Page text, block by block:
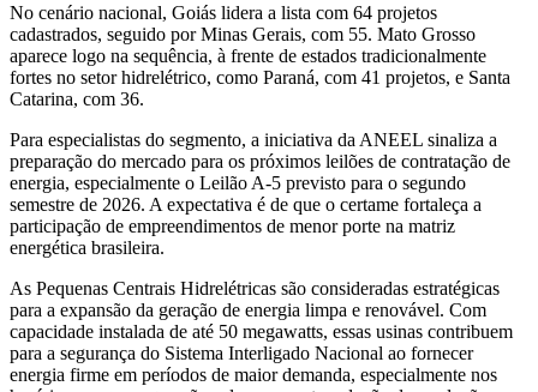
No cenário nacional, Goiás lidera a lista com 64 projetos
cadastrados, seguido por Minas Gerais, com 55. Mato Grosso
aparece logo na sequência, à frente de estados tradicionalmente
fortes no setor hidrelétrico, como Paraná, com 41 projetos, e Santa
Catarina, com 36.
Para especialistas do segmento, a iniciativa da ANEEL sinaliza a
preparação do mercado para os próximos leilões de contratação de
energia, especialmente o Leilão A-5 previsto para o segundo
semestre de 2026. A expectativa é de que o certame fortaleça a
participação de empreendimentos de menor porte na matriz
energética brasileira.
As Pequenas Centrais Hidrelétricas são consideradas estratégicas
para a expansão da geração de energia limpa e renovável. Com
capacidade instalada de até 50 megawatts, essas usinas contribuem
para a segurança do Sistema Interligado Nacional ao fornecer
energia firme em períodos de maior demanda, especialmente nos